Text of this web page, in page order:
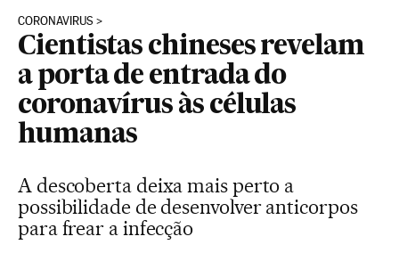
CORONAVIRUS
Cientistas chineses revelam
a porta de entrada do
coronavírus às células
humanas
A descoberta deixa mais perto a
possibilidade de desenvolver anticorpos
para frear a infecção